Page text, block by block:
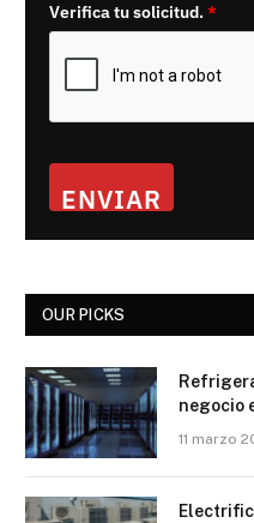
Verifica tu solicitud.*
ENVIAR
OUR PICKS
negocio
11 marzo